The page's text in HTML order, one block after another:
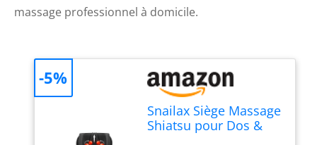
massage professionnel à domicile.
Snailax Siège Massage
Shiatsu pour Dos &
-5%